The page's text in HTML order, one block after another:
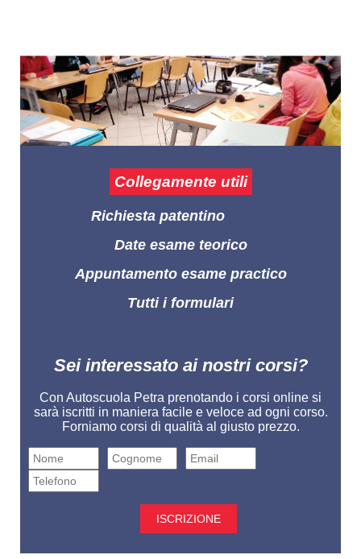
Collegamente utili
Richiesta patentino
Date esame teorico
Appuntamento esame practico
Tutti i formulari
Sei interessato ai nostri corsi?
Con Autoscuola Petra prenotando i corsi online si
sarà iscritti in maniera facile e veloce ad ogni corso.
Forniamo corsi di qualità al giusto prezzo.